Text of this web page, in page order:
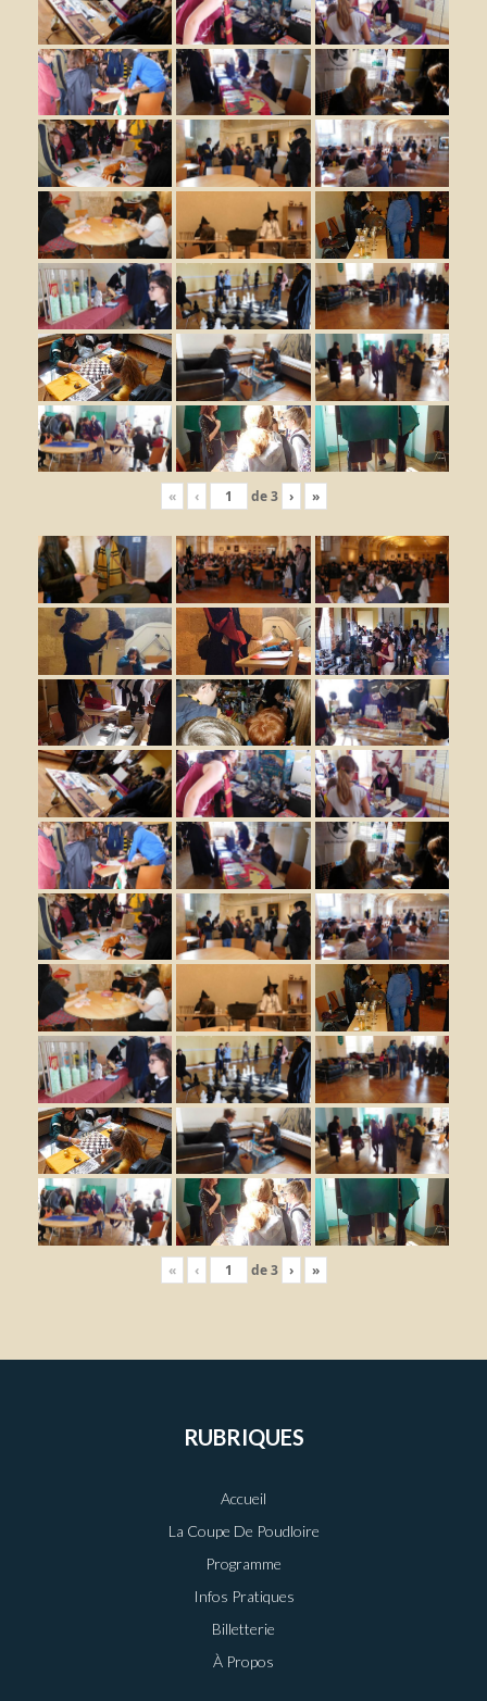
« ‹ de3 › »
« ‹ de3 › »
RUBRIQUES
Accueil
La Coupe De Poudloire
Programme
Infos Pratiques
Billetterie
À Propos